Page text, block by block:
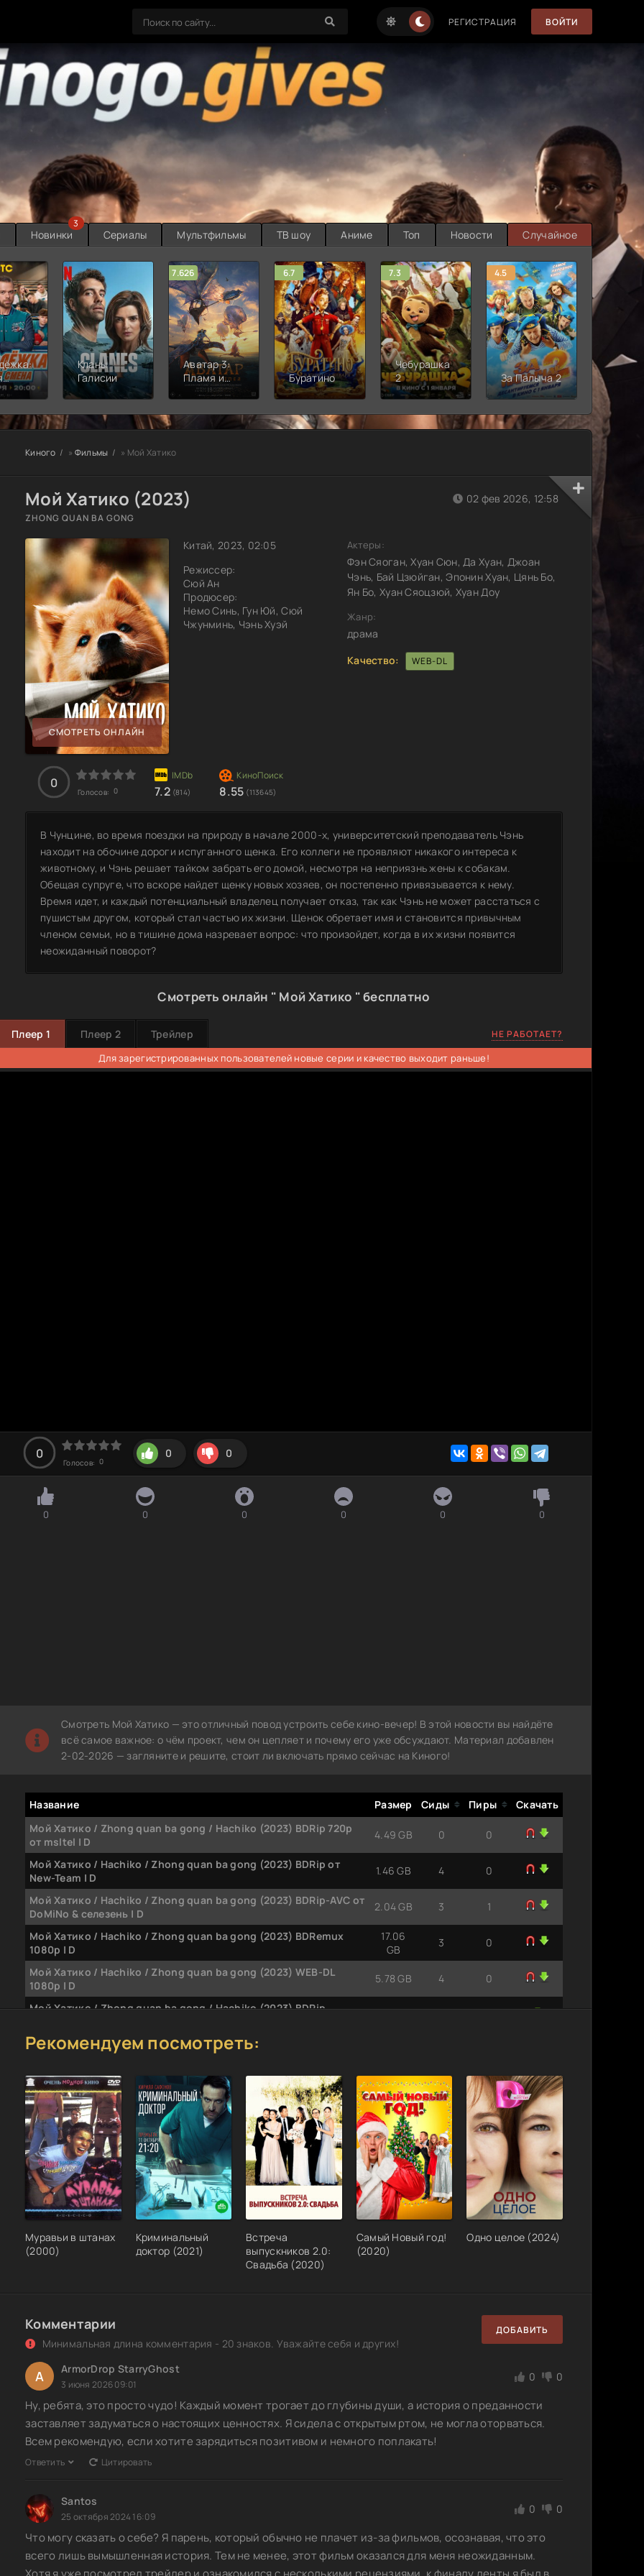
РЕГИСТРАЦИЯ ВОЙТИ
Новинки
3
Сериалы Мультфильмы ТВ шоу Аниме Топ Новости Случайное
Кланы
Галисии
7.626
Аватар 3:
Пламя и
пепел
6.7
Буратино
7.3
Чебурашка
2
4.5
За Палыча 2
Рыцарь
Киного » Фильмы » Мой Хатико
Мой Хатико (2023)
ZHONG QUAN BA GONG
СМОТРЕТЬ ОНЛАЙН
Китай, 2023, 02:05
Режиссер:
Сюй Ан
Продюсер:
Немо Синь, Гун Юй, Сюй
Чжунминь, Чэнь Хуэй
02 фев 2026, 12:58
Актеры:
Фэн Сяоган, Хуан Сюн, Да Хуан, Джоан
Чэнь, Бай Цзюйган, Эпонин Хуан, Цянь Бо,
Ян Бо, Хуан Сяоцзюй, Хуан Доу
Жанр:
драма
Качество:
WEB-DL
0
Голосов: 0 7.2 (814) 8.55 (113645)
В Чунцине, во время поездки на природу в начале 2000-х, университетский преподаватель Чэнь
находит на обочине дороги испуганного щенка. Его коллеги не проявляют никакого интереса к
животному, и Чэнь решает тайком забрать его домой, несмотря на неприязнь жены к собакам.
Обещая супруге, что вскоре найдет щенку новых хозяев, он постепенно привязывается к нему.
Время идет, и каждый потенциальный владелец получает отказ, так как Чэнь не может расстаться с
пушистым другом, который стал частью их жизни. Щенок обретает имя и становится привычным
членом семьи, но в тишине дома назревает вопрос: что произойдет, когда в их жизни появится
неожиданный поворот?
Смотреть онлайн " Мой Хатико " бесплатно
Плеер 1 Плеер 2 Трейлер НЕ РАБОТАЕТ?
Для зарегистрированных пользователей новые серии и качество выходит раньше!
0
Голосов: 0
0 0
0 0 0 0 0 0
Смотреть Мой Хатико — это отличный повод устроить себе кино-вечер! В этой новости вы найдёте
всё самое важное: о чём проект, чем он цепляет и почему его уже обсуждают. Материал добавлен
2-02-2026 — загляните и решите, стоит ли включать прямо сейчас на Киного!
Название Размер Сиды Пиры
Скачать
Мой Хатико / Zhong quan ba gong / Hachiko (2023) BDRip 720p
от msltel | D
4.49 GB 0 0
Мой Хатико / Hachiko / Zhong quan ba gong (2023) BDRip от
New-Team | D
1.46 GB 4 0
Мой Хатико / Hachiko / Zhong quan ba gong (2023) BDRip-AVC от
DoMiNo & селезень | D
2.04 GB 3 1
Мой Хатико / Hachiko / Zhong quan ba gong (2023) BDRemux
1080p | D
17.06
GB
3 0
Мой Хатико / Hachiko / Zhong quan ba gong (2023) WEB-DL
1080p | D
5.78 GB 4 0
Мой Хатико / Zhong quan ba gong / Hachiko (2023) BDRip
Рекомендуем посмотреть:
Муравьи в штанах
(2000)
Криминальный
доктор (2021)
Встреча
выпускников 2.0:
Свадьба (2020)
Самый Новый год!
(2020)
Одно целое (2024)
Комментарии
Минимальная длина комментария - 20 знаков. Уважайте себя и других!
ДОБАВИТЬ
A ArmorDrop StarryGhost
3 июня 2026 09:01
0 0
Ну, ребята, это просто чудо! Каждый момент трогает до глубины души, а история о преданности
заставляет задуматься о настоящих ценностях. Я сидела с открытым ртом, не могла оторваться.
Всем рекомендую, если хотите зарядиться позитивом и немного поплакать!
Ответить Цитировать
Santos
25 октября 2024 16:09
0 0
Что могу сказать о себе? Я парень, который обычно не плачет из-за фильмов, осознавая, что это
всего лишь вымышленная история. Тем не менее, этот фильм оказался для меня неожиданным.